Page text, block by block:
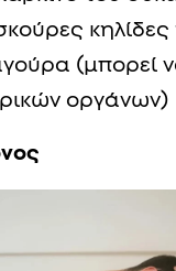
κηλίδες
(μπορεί
οργάνων)